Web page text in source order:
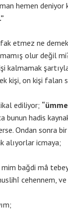
hemen
etmez ne
olur değil
kalmamak
kişi, on kişi falan
ediliyor;
hadis
Ondan sonra
alıyorlar icmaya;
mim bağdi mâ
cehennem, ve